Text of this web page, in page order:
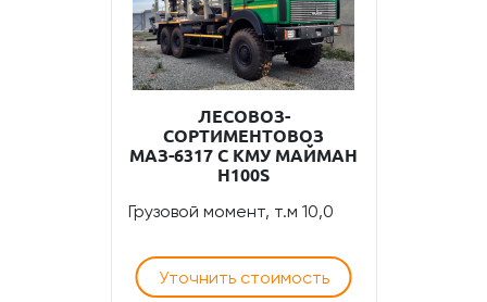
ЛЕСОВОЗ-
СОРТИМЕНТОВОЗ
МАЗ-6317 С КМУ МАЙМАН
Н100S
Грузовой момент, т.м 10,0
Уточнить стоимость